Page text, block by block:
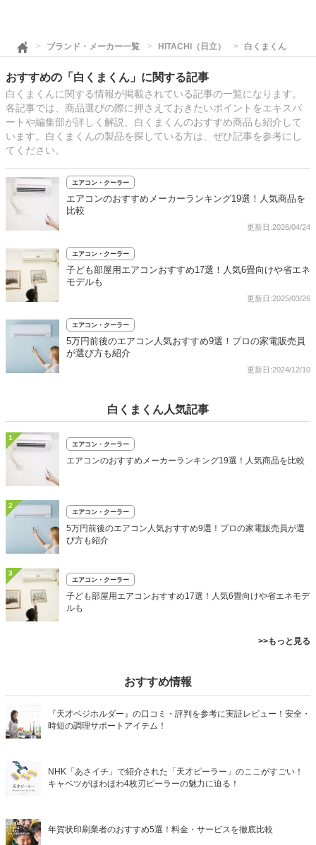
ブランド・メーカー一覧 HITACHI（日立） 白くまくん
おすすめの「白くまくん」に関する記事
白くまくんに関する情報が掲載されている記事の一覧になります。
各記事では、商品選びの際に押さえておきたいポイントをエキスパ
ートや編集部が詳しく解説、白くまくんのおすすめ商品も紹介して
います。白くまくんの製品を探している方は、ぜひ記事を参考にし
てください。
エアコン・クーラー
エアコンのおすすめメーカーランキング19選！人気商品を
比較
更新日:2026/04/24
エアコン・クーラー
子ども部屋用エアコンおすすめ17選！人気6畳向けや省エネ
モデルも
更新日:2025/03/26
エアコン・クーラー
5万円前後のエアコン人気おすすめ9選！プロの家電販売員
が選び方も紹介
更新日:2024/12/10
白くまくん人気記事
1
エアコン・クーラー
エアコンのおすすめメーカーランキング19選！人気商品を比較
2
エアコン・クーラー
5万円前後のエアコン人気おすすめ9選！プロの家電販売員が選
び方も紹介
3
エアコン・クーラー
子ども部屋用エアコンおすすめ17選！人気6畳向けや省エネモデ
ルも
>>もっと見る
おすすめ情報
『天才ベジホルダー』の口コミ・評判を参考に実証レビュー！安全・
時短の調理サポートアイテム！
NHK「あさイチ」で紹介された「天才ピーラー」のここがすごい！
キャベツがほわほわ4枚刃ピーラーの魅力に迫る！
年賀状印刷業者のおすすめ5選！料金・サービスを徹底比較